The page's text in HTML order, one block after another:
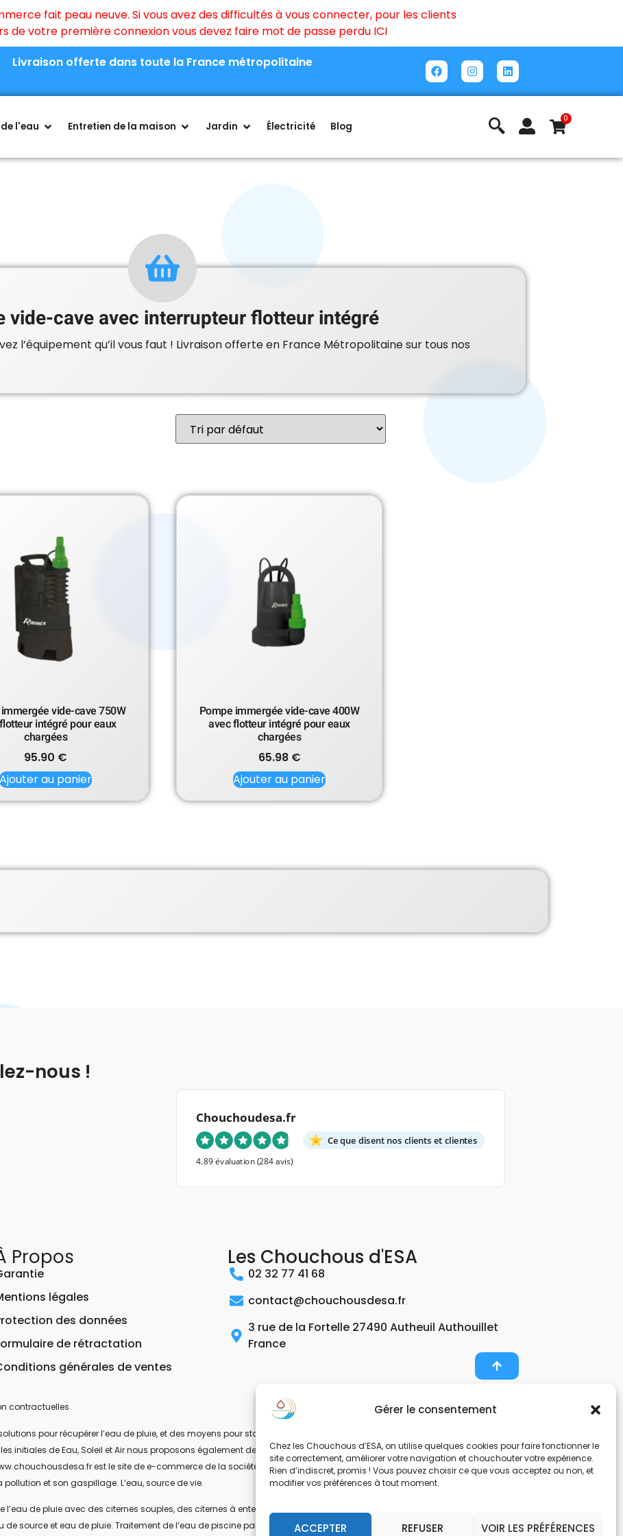
Gérer le consentement
Chez les Chouchous d’ESA, on utilise quelques cookies pour faire fonctionner le
site correctement, améliorer votre navigation et chouchouter votre expérience.
Rien d’indiscret, promis ! Vous pouvez choisir ce que vous acceptez ou non, et
modifier vos préférences à tout moment.
ACCEPTER REFUSER VOIR LES PRÉFÉRENCES
fait peau neuve. Si vous avez des difficultés à vous connecter, pour les clients
de votre première connexion vous devez faire mot de passe perdu ICI
Livraison offerte dans toute la France métropolitaine
l'eau Entretien de la maison Jardin Électricité Blog
0
vide-cave avec interrupteur flotteur intégré
l’équipement qu’il vous faut ! Livraison offerte en France Métropolitaine sur tous nos
vide-cave 750W
intégré pour eaux
chargées
95.90 €
Ajouter au panier
Pompe immergée vide-cave 400W
avec flotteur intégré pour eaux
chargées
65.98 €
Ajouter au panier
nous !
Chouchoudesa.fr
Ce que disent nos clients et clientes
4.89 évaluation(284 avis)
Propos
légales
des données
de rétractation
générales de ventes
Les Chouchous d'ESA
02 32 77 41 68
contact@chouchousdesa.fr
3 rue de la Fortelle 27490 Autheuil Authouillet
France
contractuelles
pour récupérer l’eau de pluie, et des moyens pour stocker, filtrer, traiter et potabiliser l’eau d’un forage, d’un puits ou
les initiales de Eau, Soleil et Air nous proposons également des équipements pour décontaminer de l’air par photocatalyse
est le site de e-commerce de la société ESA Evolutions, une entreprise Normande au service de l’eau.
et son gaspillage. L’eau, source de vie.
de pluie avec des citernes souples, des citernes à enterrer, ou des citernes hors sol. Filtration et potabilisation par
source et eau de pluie. Traitement de l’eau de piscine par UV-C. Les pompes et gestionnaire d’eau. Anticalcaire, clarifier